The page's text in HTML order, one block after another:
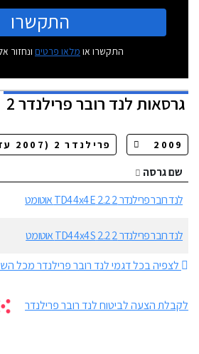
התקשרו
התקשרו או מלאו פרטים ונחזור
גרסאותלנד רובר פרילנדר 2
שם גרסה
לנד רובר פרילנדר 2 2.2 TD4 4x4 E אוטומט
לנד רובר פרילנדר 2 2.2 TD4 4x4 S אוטומט
לצפיה בכל דגמי לנד רובר פרילנדר מכל
לקבלת הצעה לביטוח לנד רובר פרילנדר